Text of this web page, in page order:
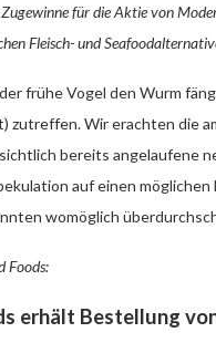
für die Aktie von
Fleisch- und
frühe Vogel den Wurm
zutreffen. Wir erachten die
bereits angelaufene
auf einen
womöglich
Foods:
erhält Bestellung